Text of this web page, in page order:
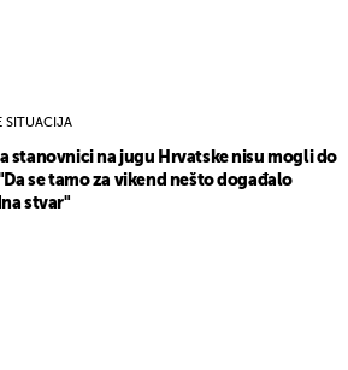
SITUACIJA
stanovnici na jugu Hrvatske nisu mogli do
se tamo za vikend nešto događalo
stvar"